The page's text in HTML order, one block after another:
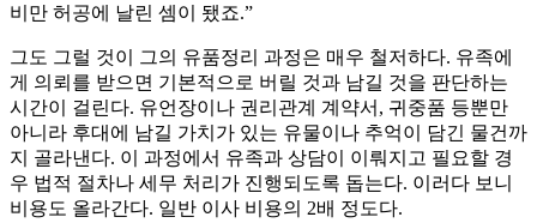
비만 허공에 날린 셈이 됐죠.”
그도 그럴 것이 그의 유품정리 과정은 매우 철저하다. 유족에
게 의뢰를 받으면 기본적으로 버릴 것과 남길 것을 판단하는
시간이 걸린다. 유언장이나 권리관계 계약서, 귀중품 등뿐만
아니라 후대에 남길 가치가 있는 유물이나 추억이 담긴 물건까
지 골라낸다. 이 과정에서 유족과 상담이 이뤄지고 필요할 경
우 법적 절차나 세무 처리가 진행되도록 돕는다. 이러다 보니
비용도 올라간다. 일반 이사 비용의 2배 정도다.